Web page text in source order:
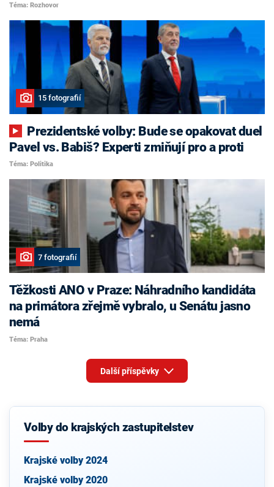
Téma: Rozhovor
15 fotografií
Pavel vs. Babiš? Experti zmiňují pro a proti
Téma: Politika
7 fotografií
Těžkosti ANO v Praze: Náhradního kandidáta
na primátora zřejmě vybralo, u Senátu jasno
nemá
Téma: Praha
Další příspěvky
Volby do krajských zastupitelstev
Krajské volby 2024
Krajské volby 2020